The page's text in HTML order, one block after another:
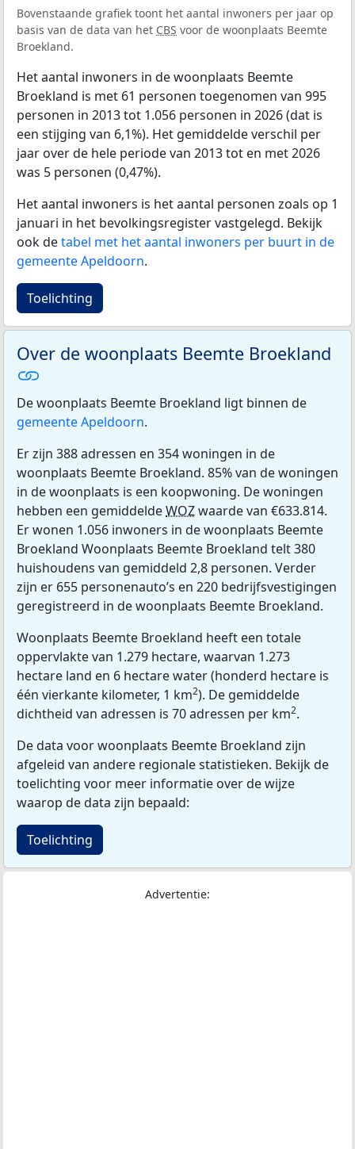
Bovenstaande grafiek toont het aantal inwoners per jaar op
basis van de data van het CBS voor de woonplaats Beemte
Broekland.
Het aantal inwoners in de woonplaats Beemte
Broekland is met 61 personen toegenomen van 995
personen in 2013 tot 1.056 personen in 2026 (dat is
een stijging van 6,1%). Het gemiddelde verschil per
jaar over de hele periode van 2013 tot en met 2026
was 5 personen (0,47%).
Het aantal inwoners is het aantal personen zoals op 1
januari in het bevolkingsregister vastgelegd. Bekijk
ook detabel met het aantal inwoners per buurt in de
gemeente Apeldoorn.
Toelichting
Over de woonplaats Beemte Broekland
De woonplaats Beemte Broekland ligt binnen de
gemeente Apeldoorn.
Er zijn 388 adressen en 354 woningen in de
woonplaats Beemte Broekland. 85% van de woningen
in de woonplaats is een koopwoning. De woningen
hebben een gemiddeldeWOZwaarde van €633.814.
Er wonen 1.056 inwoners in de woonplaats Beemte
Broekland Woonplaats Beemte Broekland telt 380
huishoudens van gemiddeld 2,8 personen. Verder
zijn er 655 personenauto’s en 220 bedrijfsvestigingen
geregistreerd in de woonplaats Beemte Broekland.
Woonplaats Beemte Broekland heeft een totale
oppervlakte van 1.279 hectare, waarvan 1.273
hectare land en 6 hectare water (honderd hectare is
één vierkante kilometer, 1 km2). De gemiddelde
dichtheid van adressen is 70 adressen per km2.
De data voor woonplaats Beemte Broekland zijn
afgeleid van andere regionale statistieken. Bekijk de
toelichting voor meer informatie over de wijze
waarop de data zijn bepaald:
Toelichting
Advertentie: